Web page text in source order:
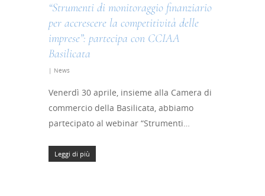
“Strumenti di monitoraggio finanziario
per accrescere la competitività delle
imprese”: partecipa con CCIAA
Basilicata
| News
Venerdì 30 aprile, insieme alla Camera di
commercio della Basilicata, abbiamo
partecipato al webinar “Strumenti…
Leggi di più